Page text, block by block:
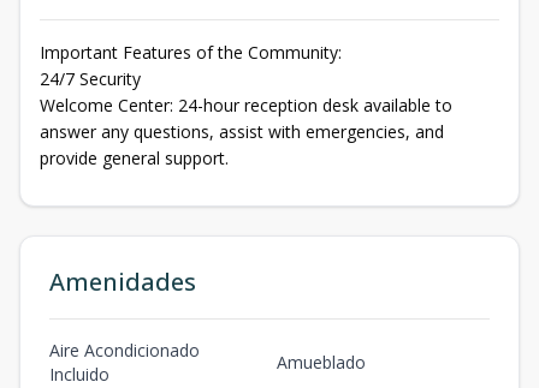
Important Features of the Community:
24/7 Security
Welcome Center: 24-hour reception desk available to
answer any questions, assist with emergencies, and
provide general support.
Amenidades
Aire Acondicionado
Incluido
Amueblado